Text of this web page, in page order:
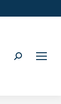
Search: